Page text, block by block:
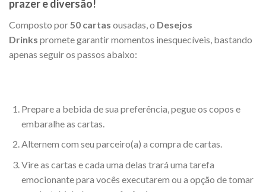
prazer e diversão!
Composto por50 cartas ousadas, o Desejos
Drinks promete garantir momentos inesquecíveis, bastando
apenas seguir os passos abaixo:
Prepare a bebida de sua preferência, pegue os copos e
embaralhe as cartas.
Alternem com seu parceiro(a) a compra de cartas.
Vire as cartas e cada uma delas trará uma tarefa
emocionante para vocês executarem ou a opção de tomar